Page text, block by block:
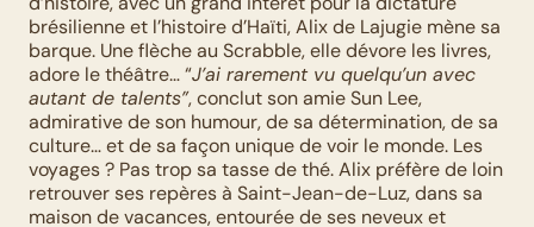
brésilienne et l’histoire d’Haïti, Alix de Lajugie mène sa
barque. Une flèche au Scrabble, elle dévore les livres,
adore le théâtre… “J’ai rarement vu quelqu’un avec
autant de talents”, conclut son amie Sun Lee,
admirative de son humour, de sa détermination, de sa
culture… et de sa façon unique de voir le monde. Les
voyages ? Pas trop sa tasse de thé. Alix préfère de loin
retrouver ses repères à Saint-Jean-de-Luz, dans sa
maison de vacances, entourée de ses neveux et